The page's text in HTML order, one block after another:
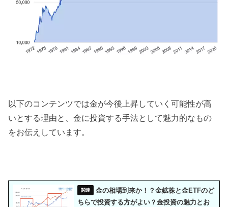
以下のコンテンツでは金が今後上昇していく可能性が高
いとする理由と、金に投資する手法として魅力的なもの
をお伝えしています。
金の相場到来か！？金鉱株と金ETFのど
ちらで投資する方がよい？金投資の魅力とお